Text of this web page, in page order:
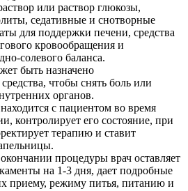
или раствор глюкозы,
седативные и снотворные
для поддержки печени, средства
кровообращения и
солевого баланса.
быть назначено
чтобы снять боль или
органов.
с пациентом во время
контролирует его состояние, при
терапию и ставит
процедуры врач оставляет
на 1-3 дня, дает подробные
приему, режиму питья, питанию и